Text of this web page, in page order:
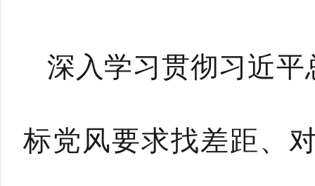
深入学习贯彻习近
标党风要求找差距、